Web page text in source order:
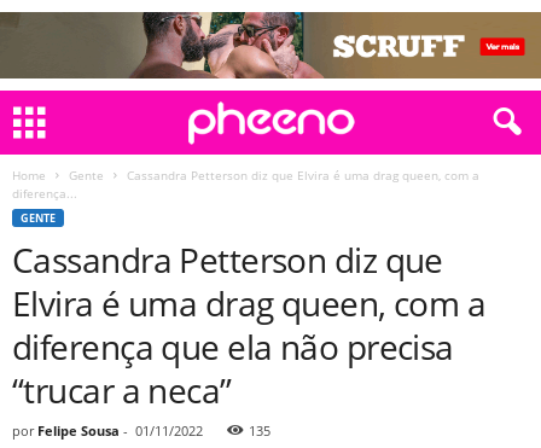
Home Gente
Cassandra Petterson diz que Elvira é uma drag queen, com a
diferença...
GENTE
Cassandra Petterson diz que
Elvira é uma drag queen, com a
diferença que ela não precisa
“trucar a neca”
por Felipe Sousa - 01/11/2022 135